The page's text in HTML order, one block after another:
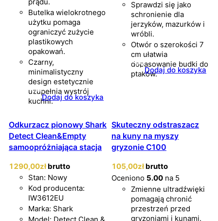
Butelka wielokrotnego
użytku pomaga
ograniczyć zużycie
plastikowych
opakowań.
Czarny,
minimalistyczny
design estetycznie
uzupełnia wystrój
kuchni.Dodaj do koszyka
Sprawdzi się jako
schronienie dla
jerzyków, mazurków i
wróbli.
Otwór o szerokości 7
cm ułatwia
dopasowanie budki do
ptaków.Dodaj do koszyka
Odkurzacz pionowy Shark
Detect Clean&Empty
samoopróżniająca stacja
1290,00zł brutto
Stan: Nowy
Kod producenta:
IW3612EU
Marka: Shark
Skuteczny odstraszacz
na kuny na myszy
gryzonie C100
105,00zł brutto
Oceniono 5.00 na 5
Zmienne ultradźwięki
pomagają chronić
przestrzeń przed
gryzoniami i kunami.